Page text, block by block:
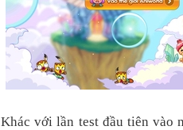
Khác với lần test đầu tiên vào